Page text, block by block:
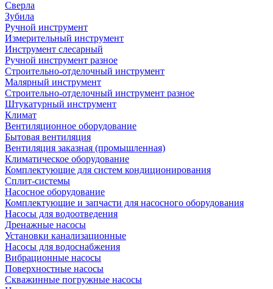
Сверла
Зубила
Ручной инструмент
Измерительный инструмент
Инструмент слесарный
Ручной инструмент разное
Строительно-отделочный инструмент
Малярный инструмент
Строительно-отделочный инструмент разное
Штукатурный инструмент
Климат
Вентиляционное оборудование
Бытовая вентиляция
Вентиляция заказная (промышленная)
Климатическое оборудование
Комплектующие для систем кондиционирования
Сплит-системы
Насосное оборудование
Комплектующие и запчасти для насосного оборудования
Насосы для водоотведения
Дренажные насосы
Установки канализационные
Насосы для водоснабжения
Вибрационные насосы
Поверхностные насосы
Скважинные погружные насосы